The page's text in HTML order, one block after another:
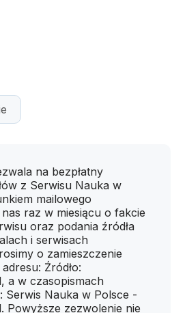
na bezpłatny
z Serwisu Nauka w
mailowego
raz w miesiącu o fakcie
oraz podania źródła
i serwisach
o zamieszczenie
Źródło:
a w czasopismach
Serwis Nauka w Polsce -
Powyższe zezwolenie nie